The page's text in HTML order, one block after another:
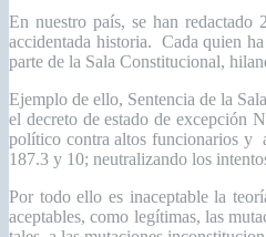
En nuestro país, se han redactado
accidentada historia. Cada quien
parte de la Sala Constitucional,
Ejemplo de ello, Sentencia de la
el decreto de estado de excepción
político contra altos funcionarios y
187.3 y 10; neutralizando los
Por todo ello es inaceptable la
aceptables, como legítimas, las